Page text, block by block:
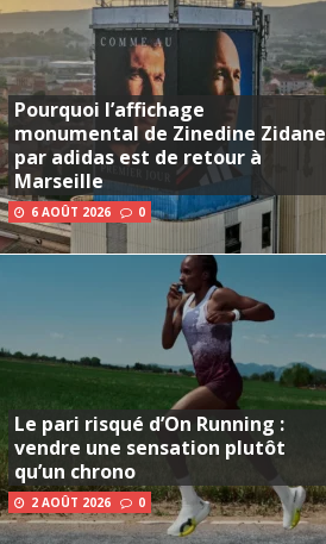
Pourquoi l’affichage
monumental de Zinedine Zidane
par adidas est de retour à
Marseille
6 AOÛT 2026 0
Le pari risqué d’On Running :
vendre une sensation plutôt
qu’un chrono
2 AOÛT 2026 0